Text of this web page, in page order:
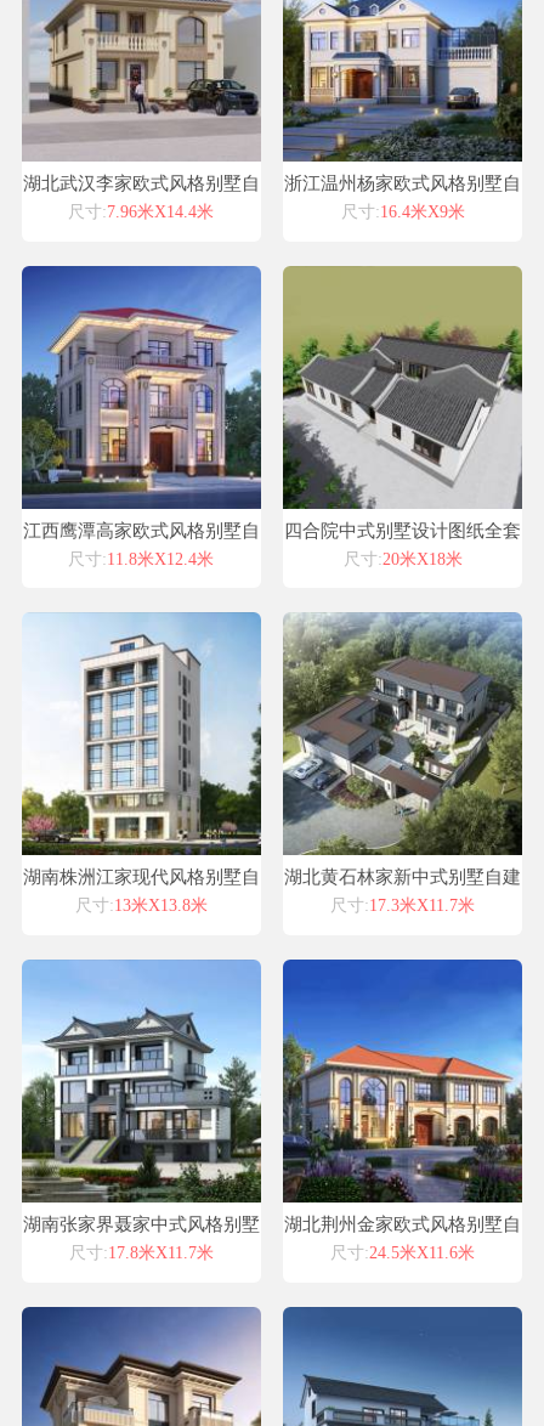
湖北武汉李家欧式风格别墅自
建房设计图纸喜天下建筑设计
尺寸:7.96米X14.4米
浙江温州杨家欧式风格别墅自
建房设计图纸喜天下建筑设计
尺寸:16.4米X9米
江西鹰潭高家欧式风格别墅自
建房设计图纸喜天下建筑设计
尺寸:11.8米X12.4米
四合院中式别墅设计图纸全套
施工图
尺寸:20米X18米
湖南株洲江家现代风格别墅自
建房设计图纸喜天下建筑设计
尺寸:13米X13.8米
湖北黄石林家新中式别墅自建
房设计图纸喜天下建筑设计
尺寸:17.3米X11.7米
湖南张家界聂家中式风格别墅
自建房设计图纸喜天下建筑设
尺寸:17.8米X11.7米
湖北荆州金家欧式风格别墅自
建房设计图纸喜天下建筑设计
尺寸:24.5米X11.6米